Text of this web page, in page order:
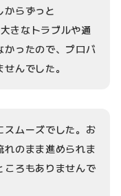
からずっと
きなトラブルや通
かったので、プロバ
んでした。
スムーズでした。お
れのまま進められま
ころもありませんで